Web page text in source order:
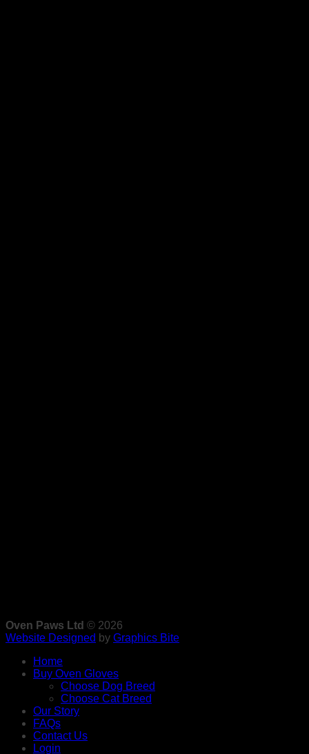
Oven Paws Ltd © 2026
Website Designed by Graphics Bite
Home
Buy Oven Gloves
Choose Dog Breed
Choose Cat Breed
Our Story
FAQs
Contact Us
Login